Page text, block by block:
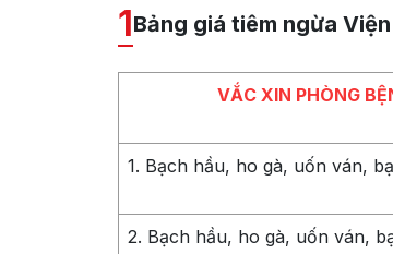
1Bảng giá tiêm ngừa
VẮC XIN PHÒNG
1. Bạch hầu, ho gà, uốn ván,
2. Bạch hầu, ho gà, uốn ván,